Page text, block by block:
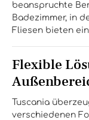
beanspruchte
Badezimmer, in
Fliesen bieten
Flexible
Tuscania
verschiedenen